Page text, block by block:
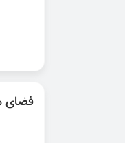
فضای